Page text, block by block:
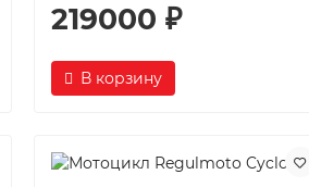
219000 ₽
В корзину